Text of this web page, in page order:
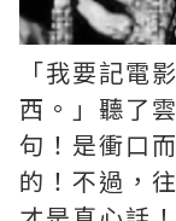
「我要記電
西。」聽了
句！是衝口
的！不過，